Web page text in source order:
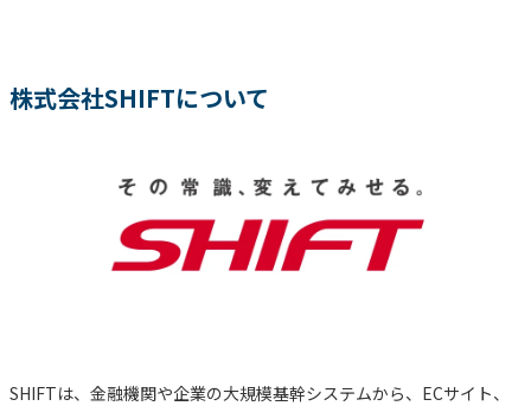
株式会社SHIFTについて
SHIFTは、金融機関や企業の大規模基幹システムから、ECサイト、